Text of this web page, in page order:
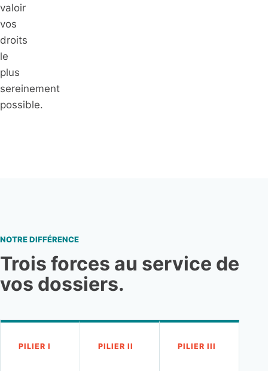
valoir
vos
droits
le
plus
sereinement
possible.
NOTRE DIFFÉRENCE
Trois forces au service de
vos dossiers.
PILIER I PILIER II PILIER III